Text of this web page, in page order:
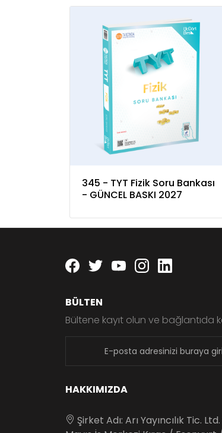
345 - TYT Fizik Soru Bankası
- GÜNCEL BASKI 2027
Facebook
twitteryoutubeinstagram
BÜLTEN
Bültene kayıt olun ve bağlantıda
HAKKIMIZDA
Şirket Adı: Arı Yayıncılık Tic.